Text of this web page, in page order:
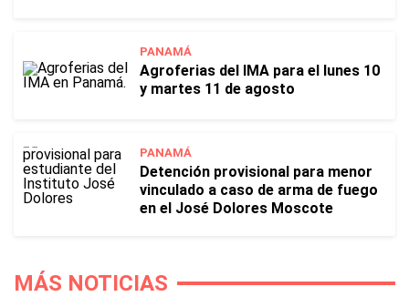
PANAMÁ
Agroferias del IMA para el lunes 10
y martes 11 de agosto
PANAMÁ
Detención provisional para menor
vinculado a caso de arma de fuego
en el José Dolores Moscote
MÁS NOTICIAS